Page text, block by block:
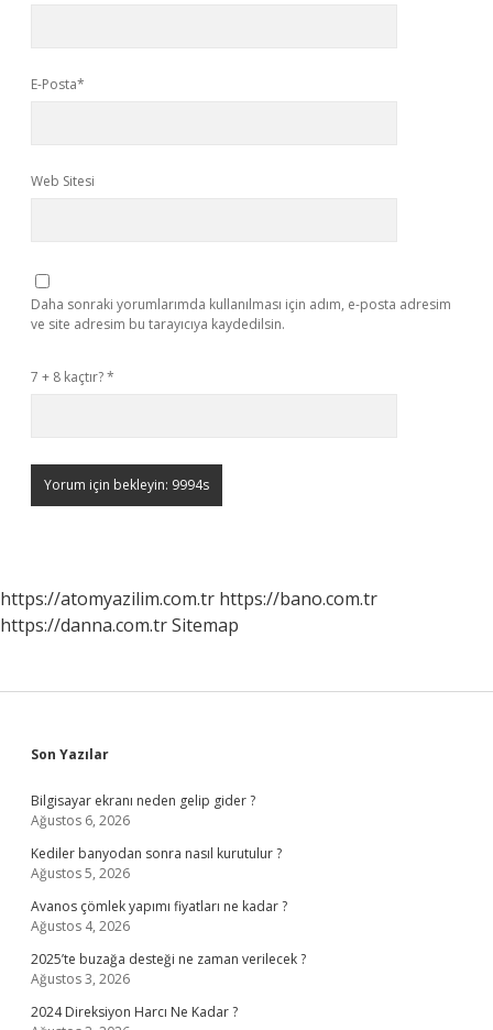
E-Posta*
Web Sitesi
Daha sonraki yorumlarımda kullanılması için adım, e-posta adresim
ve site adresim bu tarayıcıya kaydedilsin.
7 + 8 kaçtır?*
https://atomyazilim.com.tr https://bano.com.tr
https://danna.com.trSitemap
Sidebar
Son Yazılar
Bilgisayar ekranı neden gelip gider ?
Ağustos 6, 2026
Kediler banyodan sonra nasıl kurutulur ?
Ağustos 5, 2026
Avanos çömlek yapımı fiyatları ne kadar ?
Ağustos 4, 2026
2025’te buzağa desteği ne zaman verilecek ?
Ağustos 3, 2026
2024 Direksiyon Harcı Ne Kadar ?